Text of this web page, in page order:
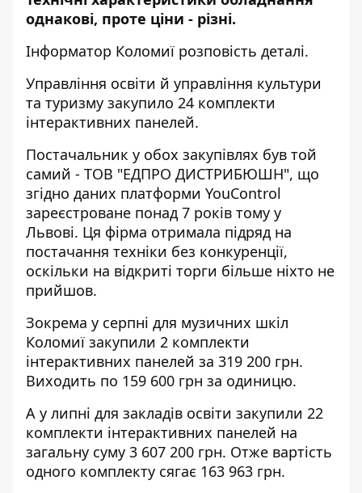
однакові, проте ціни - різні.
Інформатор Коломиї розповість деталі.
Управління освіти й управління культури
та туризму закупило 24 комплекти
інтерактивних панелей.
Постачальник у обох закупівлях був той
самий - ТОВ "ЕДПРО ДИСТРИБЮШН", що
згідно даних платформи YouControl
зареєстроване понад 7 років тому у
Львові. Ця фірма отримала підряд на
постачання техніки без конкуренції,
оскільки на відкриті торги більше ніхто не
прийшов.
Зокрема у серпні для музичних шкіл
Коломиї закупили 2 комплекти
інтерактивних панелей за 319 200 грн.
Виходить по 159 600 грн за одиницю.
А у липні для закладів освіти закупили 22
комплекти інтерактивних панелей на
загальну суму 3 607 200 грн. Отже вартість
одного комплекту сягає 163 963 грн.